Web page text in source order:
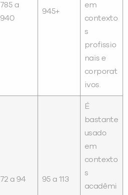
785 a
940
945+
em
contexto
s
profissio
nais e
corporat
ivos.
72 a 94 95 a 113
É
bastante
usado
em
contexto
s
acadêmi